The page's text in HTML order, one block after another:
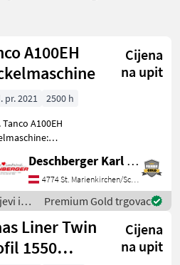
A100EH
Cijena
na upit
pr. 2021
2500 h
Tanco A100EH
(BJ: 2021) ca.
Ballen für
1, 25 m und
Dm: 1, 00 - 1, 50 m
progr
Deschberger Karl Landtechnik GesmbH & Co KG
4774 St. Marienkirchen/Schärding
i
za
i
/
Premium Gold trgovac
Liner Twin
1550
Cijena
na upit